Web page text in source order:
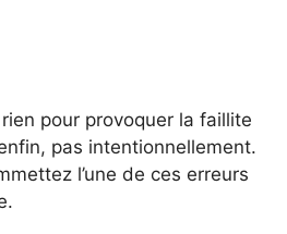
pour provoquer la faillite
pas intentionnellement.
l’une de ces erreurs